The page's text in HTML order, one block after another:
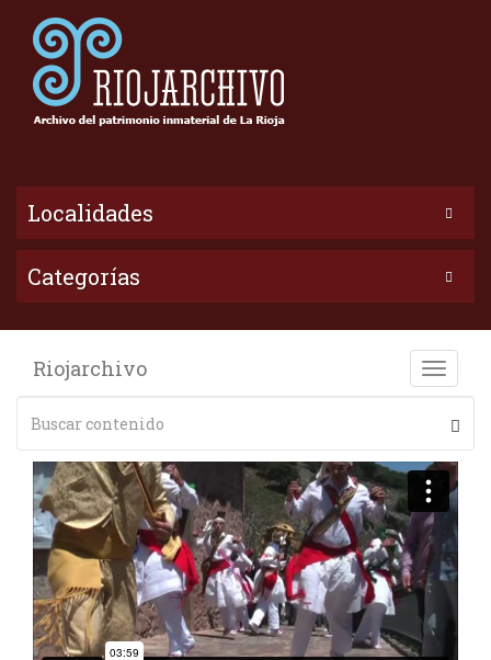
Localidades
Categorías
Toggle
Riojarchivo